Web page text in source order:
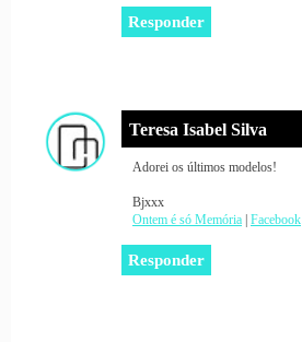
Responder
Teresa Isabel Silva
Adorei os últimos modelos!
Bjxxx
Ontem é só Memória Facebook
Responder